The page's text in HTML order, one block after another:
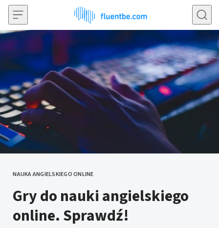
Przejdź do treści
KATEGORIE
NAUKA ANGIELSKIEGO ONLINE
Gry do nauki angielskiego
online. Sprawdź!